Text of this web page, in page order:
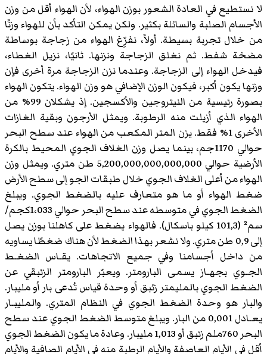
لا نستطيع في العادة الشعور بوزن الهواء، لأن الهواء أقل من وزن
الأجسام الصلبة والسائلة بكثير. ولكن يمكن التأكد بأن للهواء وزنًا
من خلال تجربة بسيطة. أولاً، نفرِّغ الهواء من زجاجة بوساطة
مضخة شفط. ثم نغلق الزجاجة ونزنها. ثانيًا، نزيل الغطاء،
فيدخل الهواء إلى الزجاجة. وعندما نزن الزجاجة مرة أخرى فإن
وزنها يكون أكبر، فيكون الوزن الإضافي هو وزن الهواء. يتكون الهواء
بصورة رئيسية من النيتروجين والأكسجين. إذ يشكلان 99% من
الهواء الذي أزيلت منه الرطوبة. ويمثل الأرجون وبقية الغازات
الأخرى 1% فقط. يزن المتر المكعب من الهواء عند سطح البحر
حوالي 1170جم، بينما يصل وزن الغلاف الجوي المحيط بالكرة
الأرضية حوالي 5,200,000,000,000,000 طن متري. ويمثل وزن
الهواء من أعلى الغلاف الجوي خلال طبقات الجو إلى سطح الأرض
ضغط الهواء أو ما هو متعارف عليه بالضغط الجوي. ويبلغ
الضغط الجوي في متوسطه عند سطح البحر حوالي 1،033كجم/
سم² (101,3 كيلو باسكال). فالهواء يضغط على كاهلنا بوزن يصل
إلى 0,9 طن متري. ولا نشعر بهذا الضغط لأن هناك ضغطًا يساويه
من داخل أجسامنا وفي جميع الاتجاهات. يقـاس الضغـط
الجـوي بجهـاز يسمى البارومتر. ويعبّر البارومتر الزئبقي عن
الضغط الجوي بالمليمتر زئبق أو وحدة قياس تُدعى بار أو مليبار.
والبار هو وحدة الضغط الجوي في النظام المتري. والمليبـار
يعـادل 0,001 من البار. ويبلغ متوسط الضغط الجوي عند سطح
البحر 760ملم زئبق أو 1,013 مليبار. وعادة ما يكون الضغط الجوي
أقل في الأيام العاصفة والأيام الرطبة منه في الأيام الصافية والأيام